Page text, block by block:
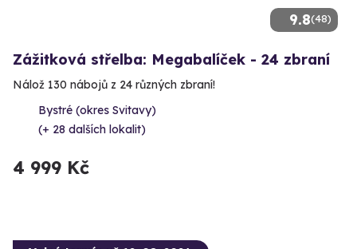
9.8(48)
Zážitková střelba: Megabalíček - 24 zbraní
Nálož 130 nábojů z 24 různých zbraní!
Bystré (okres Svitavy)
(+ 28 dalších lokalit)
4 999 Kč